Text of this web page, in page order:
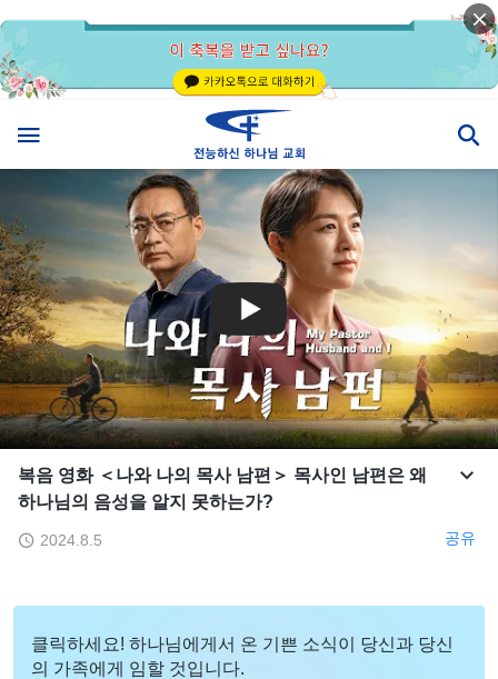
복음 영화 ＜나와 나의 목사 남편＞ 목사인 남편은 왜
하나님의 음성을 알지 못하는가?
2024.8.5 공유
클릭하세요! 하나님에게서 온 기쁜 소식이 당신과 당신
의 가족에게 임할 것입니다.